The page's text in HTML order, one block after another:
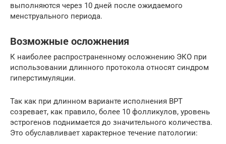
выполняются через 10 дней после ожидаемого
менструального периода.
Возможные осложнения
К наиболее распространенному осложнению ЭКО при
использовании длинного протокола относят синдром
гиперстимуляции.
Так как при длинном варианте исполнения ВРТ
созревает, как правило, более 10 фолликулов, уровень
эстрогенов поднимается до значительного количества.
Это обуславливает характерное течение патологии: